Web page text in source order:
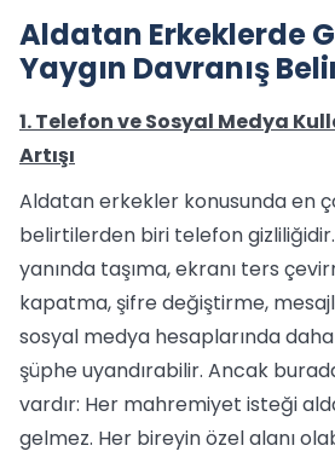
Aldatan Erkeklerde
Yaygın Davranış
1. Telefon ve Sosyal Medya
Artışı
Aldatan erkekler konusunda en
belirtilerden biri telefon
yanında taşıma, ekranı ters
kapatma, şifre değiştirme,
sosyal medya hesaplarında
şüphe uyandırabilir. Ancak
vardır: Her mahremiyet isteği
gelmez. Her bireyin özel alanı